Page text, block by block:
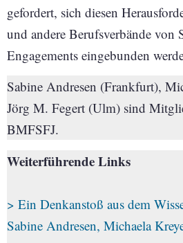
gefordert, sich diesen
und andere Berufsverbände von
Engagements eingebunden
Sabine Andresen (Frankfurt),
Jörg M. Fegert (Ulm) sind
BMFSFJ.
Weiterführende Links
> Ein Denkanstoß aus dem
Sabine Andresen, Michaela